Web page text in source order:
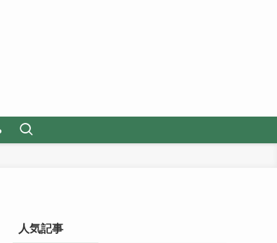
人気記事